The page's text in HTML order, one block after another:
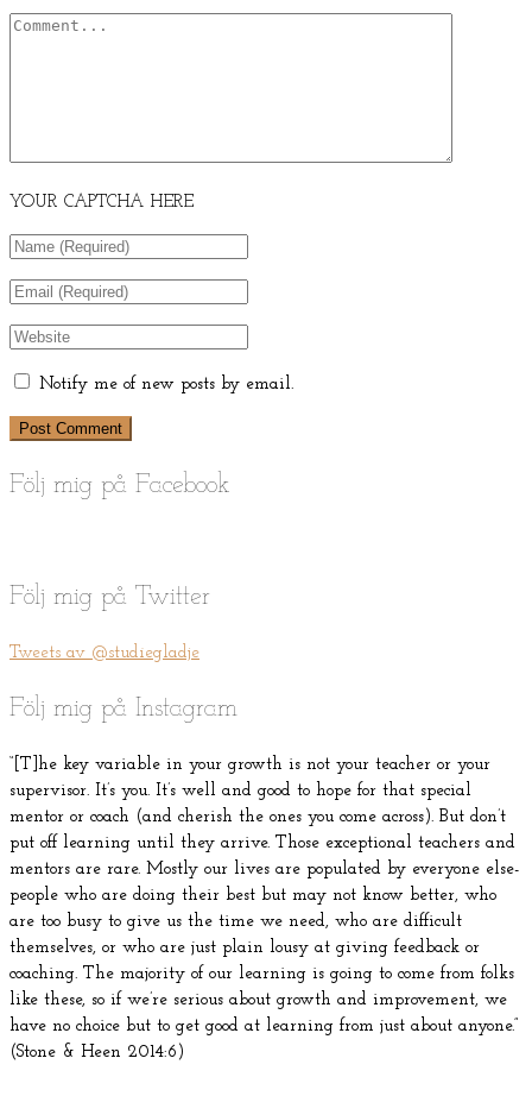
YOUR CAPTCHA HERE
Notify me of new posts by email.
Följ mig på Facebook
Följ mig på Twitter
Tweets av @studiegladje
Följ mig på Instagram
“[T]he key variable in your growth is not your teacher or your
supervisor. It’s you. It’s well and good to hope for that special
mentor or coach (and cherish the ones you come across). But don’t
put off learning until they arrive. Those exceptional teachers and
mentors are rare. Mostly our lives are populated by everyone else-
people who are doing their best but may not know better, who
are too busy to give us the time we need, who are difficult
themselves, or who are just plain lousy at giving feedback or
coaching. The majority of our learning is going to come from folks
like these, so if we’re serious about growth and improvement, we
have no choice but to get good at learning from just about anyone.”
(Stone & Heen 2014:6)